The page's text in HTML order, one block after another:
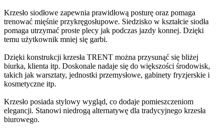
Krzesło siodłowe zapewnia prawidłową posturę oraz pomaga
trenować mięśnie przykręgosłupowe. Siedzisko w kształcie siodła
pomaga utrzymać proste plecy jak podczas jazdy konnej. Dzięki
temu użytkownik mniej się garbi.
Dzięki konstrukcji krzesła TRENT można przysunąć się bliżej
biurka, klienta itp. Doskonale nadaje się do większości środowisk,
takich jak warsztaty, jednostki przemysłowe, gabinety fryzjerskie i
kosmetyczne itp.
Krzesło posiada stylowy wygląd, co dodaje pomieszczeniom
elegancji. Stanowi niedrogą alternatywę dla tradycyjnego krzesła
biurowego.